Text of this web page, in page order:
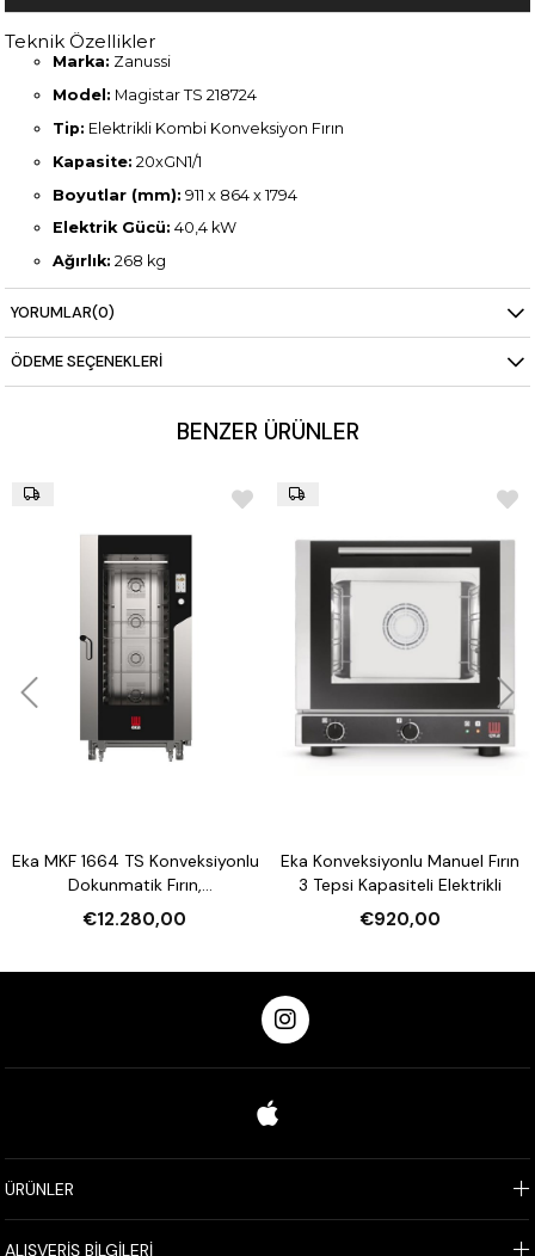
Teknik Özellikler
Marka: Zanussi
Model: Magistar TS 218724
Tip: Elektrikli Kombi Konveksiyon Fırın
Kapasite: 20xGN1/1
Boyutlar (mm): 911 x 864 x 1794
Elektrik Gücü: 40,4 kW
Ağırlık: 268 kg
Teknoloji & Fonksiyonlar:
3 pişirme modu: Otomatik, programlı, manuel
1000 program hafızası
Lambda sensörü – gerçek zamanlı nem & pişirme kontrolü
Otomatik temizlik fonksiyonu
Buhar jeneratörü için kireç temizleme sistemi
Hızlı durulama ve entegre sprey tabancası
HACCP veri kaydı ve USB aktarımı
YORUMLAR(0)
ÖDEME SEÇENEKLERI
BENZER ÜRÜNLER
Eka MKF 1664 TS Konveksiyonlu
Dokunmatik Fırın,
Nemlendirmeli 16 Tepsi
Kapasiteli Elektrikli
€12.280,00
Eka Konveksiyonlu Manuel Fırın
3 Tepsi Kapasiteli Elektrikli
€920,00
ÜRÜNLER
ALIŞVERİŞ BİLGİLERİ